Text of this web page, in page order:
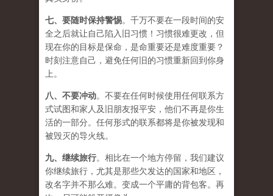
七、要随时保持警惕。千万不要在一段时间的安
全之后就让自己陷入旧习惯！习惯很难更改，但
现在你的目标是保命，是命重要还是难度重要？
时刻注意自己，避免任何旧的习惯重新回到你身
上。
八、 不要冲动。不要在任何时候使用任何联系方
式试图和家人及旧朋友报平安，他们不再是你生
活的一部分。任何形式的联系都将是你被发现和
被毁灭的导火线。
九、 继续旅行。相比在一个地方停留，我们建议
你继续旅行，尤其是那些欠发达的国家和地区，
改名字并不那么难。变成一个平庸的背包客。再